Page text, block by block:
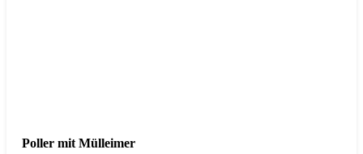
Poller mit Mülleimer